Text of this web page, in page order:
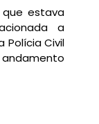
estava
a
Polícia Civil